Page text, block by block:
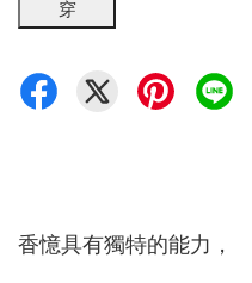
穿
香憶具有獨特的能力，